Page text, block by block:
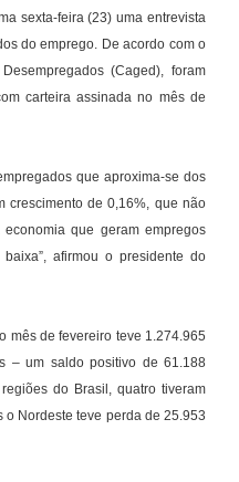
sexta-feira (23) uma entrevista
do emprego. De acordo com o
(Caged), foram
carteira assinada no mês de
que aproxima-se dos
crescimento de 0,16%, que não
que geram empregos
afirmou o presidente do
mês de fevereiro teve 1.274.965
– um saldo positivo de 61.188
do Brasil, quatro tiveram
Nordeste teve perda de 25.953